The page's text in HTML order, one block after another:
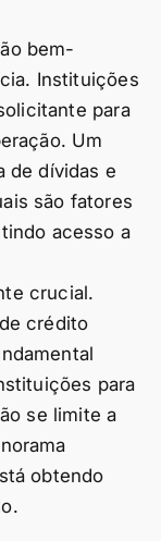
bem-
Instituições
para
Um
de dívidas e
são fatores
acesso a
crucial.
crédito
para
se limite a
obtendo